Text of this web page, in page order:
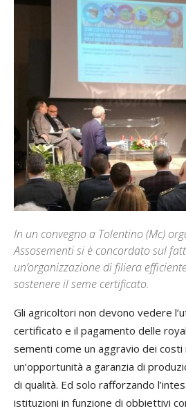
In un convegno a Tolentino (Mc)
Assosementi si è concordato sul
un’organizzazione di filiera
sostenere il seme certificato.
Gli agricoltori non devono vedere
certificato e il pagamento delle
sementi come un aggravio dei costi
un’opportunità a garanzia di
di qualità. Ed solo rafforzando
istituzioni in funzione di obbiettivi